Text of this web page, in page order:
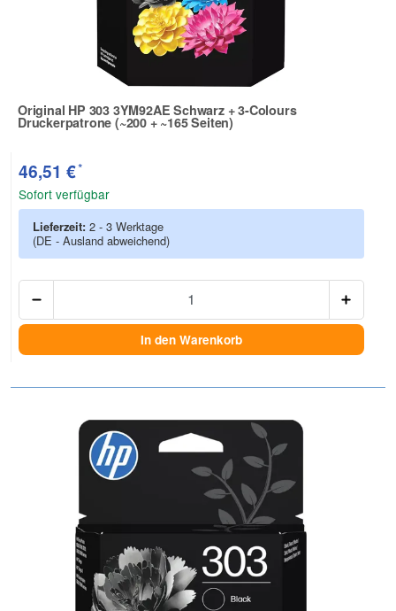
Original HP 303 3YM92AE Schwarz + 3-Colours
Druckerpatrone (~200 + ~165 Seiten)
Zur Artikelbewertung
46,51 €*
Sofort verfügbar
Lieferzeit: 2 - 3 Werktage
(DE - Ausland abweichend)
In den Warenkorb